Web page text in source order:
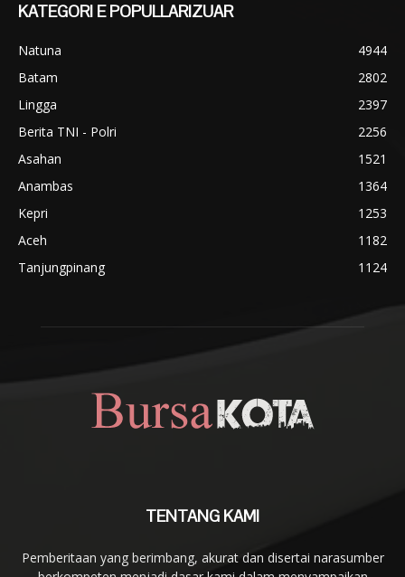
KATEGORI E POPULLARIZUAR
Natuna
4944
Batam
2802
Lingga
2397
Berita TNI - Polri
2256
Asahan
1521
Anambas
1364
Kepri
1253
Aceh
1182
Tanjungpinang
1124
TENTANG KAMI
Pemberitaan yang berimbang, akurat dan disertai narasumber